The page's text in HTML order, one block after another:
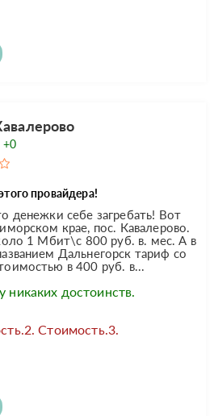
+0
провайдера!
денежки себе загребать! Вот
крае, пос. Кавалерово.
1 Мбит\с 800 руб. в. мес. А в
Дальнегорск тариф со
в 400 руб. в...
никаких достоинств.
Стоимость.3.